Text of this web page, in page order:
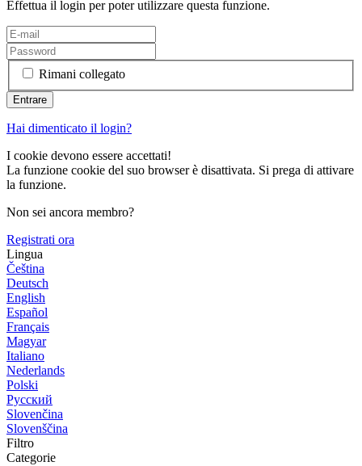
Effettua il login per poter utilizzare questa funzione.
Rimani collegato
Hai dimenticato il login?
I cookie devono essere accettati!
La funzione cookie del suo browser è disattivata. Si prega di attivare
la funzione.
Non sei ancora membro?
Registrati ora
Lingua
Čeština
Deutsch
English
Español
Français
Magyar
Italiano
Nederlands
Polski
Русский
Slovenčina
Slovenščina
Filtro
Categorie